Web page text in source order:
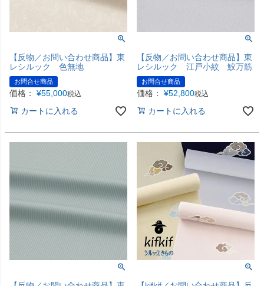
【反物／お問い合わせ商品】東
レシルック 色無地
お問合せ商品
価格： ¥55,000税込
カートに入れる
【反物／お問い合わせ商品】東
レシルック 江戸小紋 鮫万筋
お問合せ商品
価格： ¥52,800税込
カートに入れる